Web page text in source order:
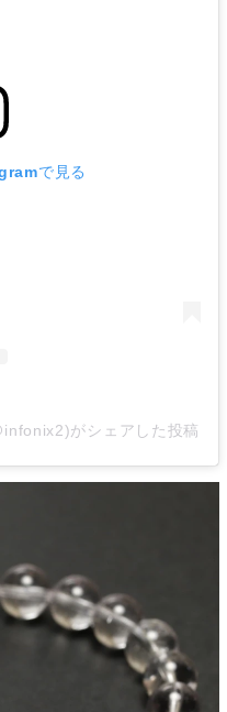
で見る
がシェアした投稿